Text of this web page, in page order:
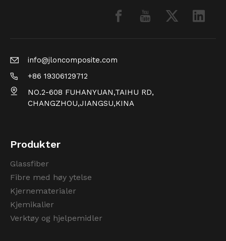
info@jloncomposite.com
+86 19306129712
NO.2-608 FUHANYUAN,TAIHU RD,
CHANGZHOU,JIANGSU,KINA
Produkter
Glassfiber
Fibre med høy ytelse
Kjernematerialer
Kjemikalier
Verktøy og hjelpemidler